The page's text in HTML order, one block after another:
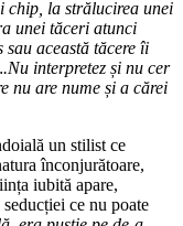
chip, la strălucirea unei
unei tăceri atunci
sau această tăcere îi
interpretez și nu cer
nu are nume și a cărei
un stilist ce
înconjurătoare,
iubită apare,
ce nu poate